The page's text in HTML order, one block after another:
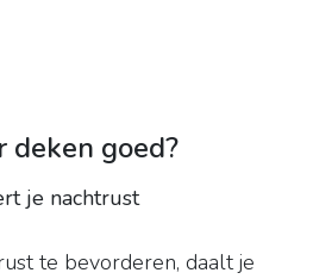
deken goed?
je nachtrust
te bevorderen, daalt je